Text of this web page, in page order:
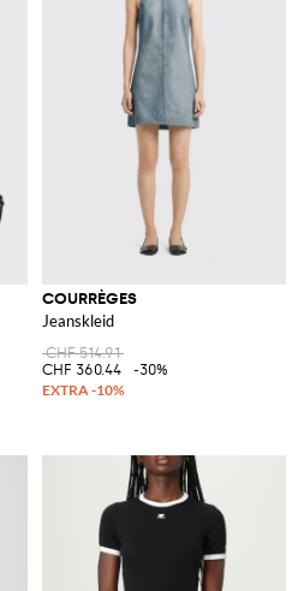
COURRÈGES
Jeanskleid
CHF 514.91
CHF 360.44
-30%